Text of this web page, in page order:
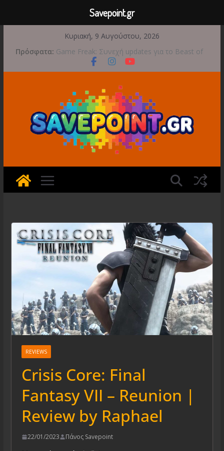
περιεχόμενο
Κυριακή, 9 Αυγούστου, 2026
Πρόσφατα: Game Freak: Συνεχή updates για το Beast of
Reincarnation μετά την ανάμεικτη υποδοχή
Μια φωτογραφική περιπέτεια συνεχίζεται στο
Διασχίστε τους ουρανούς με το Wild Blue
Skies αυτό το φθινόπωρο
Διακοπές και παιχνίδι για όλη την οικογένεια!
Έρχεται 1η Σεπτεμβρίου το Crimson Moon
REVIEWS
Crisis Core: Final
Fantasy VII – Reunion |
Review by Raphael
22/01/2023 Πάνος Savepoint
Savepoint.gr